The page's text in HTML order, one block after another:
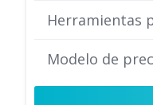
Modelo de